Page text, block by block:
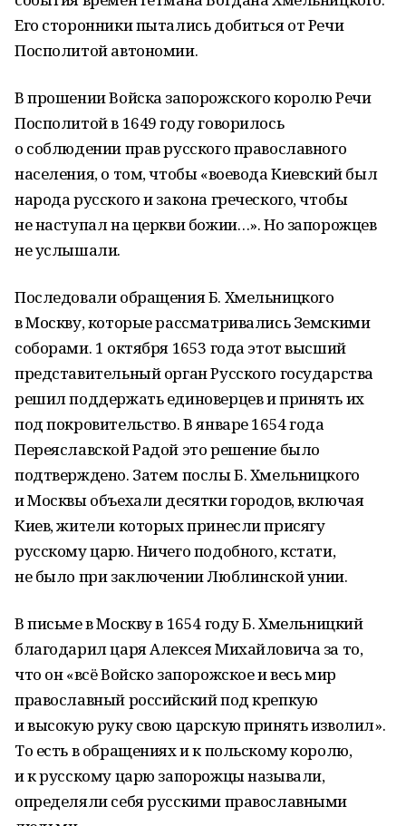
Его сторонники пытались добиться от Речи
Посполитой автономии.
В прошении Войска запорожского королю Речи
Посполитой в 1649 году говорилось
о соблюдении прав русского православного
населения, о том, чтобы «воевода Киевский был
народа русского и закона греческого, чтобы
не наступал на церкви божии…». Но запорожцев
не услышали.
Последовали обращения Б. Хмельницкого
в Москву, которые рассматривались Земскими
соборами. 1 октября 1653 года этот высший
представительный орган Русского государства
решил поддержать единоверцев и принять их
под покровительство. В январе 1654 года
Переяславской Радой это решение было
подтверждено. Затем послы Б. Хмельницкого
и Москвы объехали десятки городов, включая
Киев, жители которых принесли присягу
русскому царю. Ничего подобного, кстати,
не было при заключении Люблинской унии.
В письме в Москву в 1654 году Б. Хмельницкий
благодарил царя Алексея Михайловича за то,
что он «всё Войско запорожское и весь мир
православный российский под крепкую
и высокую руку свою царскую принять изволил».
То есть в обращениях и к польскому королю,
и к русскому царю запорожцы называли,
определяли себя русскими православными